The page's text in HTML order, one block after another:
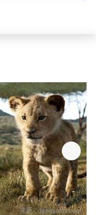
來源：disneyplus.com